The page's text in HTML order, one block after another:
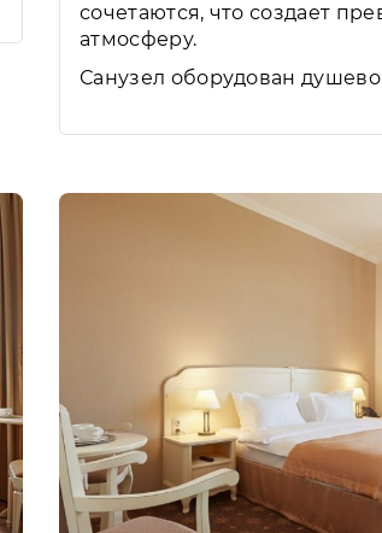
сочетаются, что создает
атмосферу.
Санузел оборудован